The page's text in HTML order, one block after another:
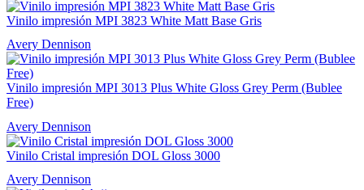
Vinilo impresión MPI 3823 White Matt Base Gris
Avery Dennison
Vinilo impresión MPI 3013 Plus White Gloss Grey Perm (Bublee
Free)
Avery Dennison
Vinilo Cristal impresión DOL Gloss 3000
Avery Dennison